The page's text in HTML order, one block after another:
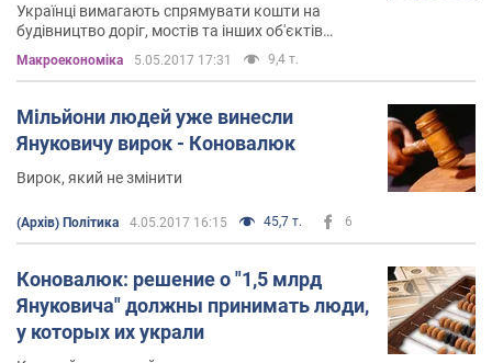
Українці вимагають спрямувати кошти на
будівництво доріг, мостів та інших об'єктів
інфраструктури
Mакроекономіка 5.05.2017 17:31 9,4 т.
Мільйони людей уже винесли
Януковичу вирок - Коновалюк
Вирок, який не змінити
(Архів) Політика 4.05.2017 16:15 45,7 т. 6
Коновалюк: решение о "1,5 млрд
Януковича" должны принимать люди,
у которых их украли